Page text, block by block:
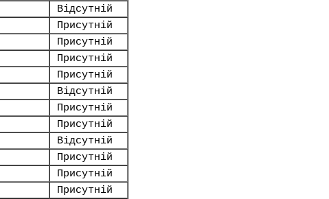
Відсутній
Присутній
Присутній
Присутній
Присутній
Відсутній
Присутній
Присутній
Відсутній
Присутній
Присутній
Присутній